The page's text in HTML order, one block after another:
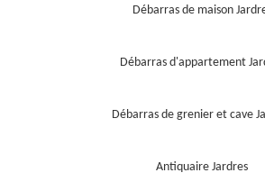
Débarras de maison
Débarras d'appartement
Débarras de grenier et cave
Antiquaire Jardres